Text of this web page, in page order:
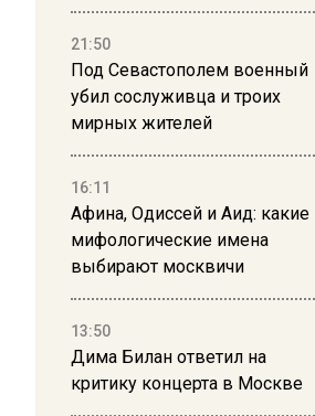
21:50
Под Севастополем военный
убил сослуживца и троих
мирных жителей
16:11
Афина, Одиссей и Аид: какие
мифологические имена
выбирают москвичи
13:50
Дима Билан ответил на
критику концерта в Москве